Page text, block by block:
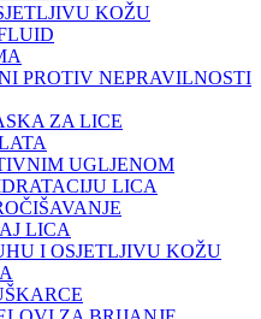
KOŽU
PROTIV NEPRAVILNOSTI
ZA LICE
UGLJENOM
LICA
LICA
I OSJETLJIVU KOŽU